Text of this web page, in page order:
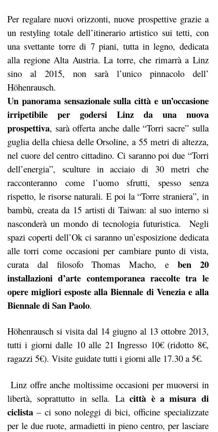
Per regalare nuovi orizzonti, nuove prospettive grazie a
un restyling totale dell’itinerario artistico sui tetti, con
una svettante torre di 7 piani, tutta in legno, dedicata
alla regione Alta Austria. La torre, che rimarrà a Linz
sino al 2015, non sarà l’unico pinnacolo dell’
Höhenrausch.
Un panorama sensazionale sulla città e un’occasione
irripetibile per godersi Linz da una nuova
prospettiva, sarà offerta anche dalle “Torri sacre” sulla
guglia della chiesa delle Orsoline, a 55 metri di altezza,
nel cuore del centro cittadino. Ci saranno poi due “Torri
dell’energia”, sculture in acciaio di 30 metri che
racconteranno come l’uomo sfrutti, spesso senza
rispetto, le risorse naturali. E poi la “Torre straniera”, in
bambù, creata da 15 artisti di Taiwan: al suo interno si
nasconderà un mondo di tecnologia futuristica. Negli
spazi coperti dell’Ok ci saranno un’esposizione dedicata
alle torri come occasioni per cambiare punto di vista,
curata dal filosofo Thomas Macho, e ben 20
installazioni d’arte contemporanea raccolte tra le
opere migliori esposte alla Biennale di Venezia e alla
Biennale di San Paolo.
Höhenrausch si visita dal 14 giugno al 13 ottobre 2013,
tutti i giorni dalle 10 alle 21 Ingresso 10€ (ridotto 8€,
ragazzi 5€). Visite guidate tutti i giorni alle 17.30 a 5€.
Linz offre anche moltissime occasioni per muoversi in
libertà, soprattutto in sella. Lacittà è a misura di
ciclista – ci sono noleggi di bici, officine specializzate
per le due ruote, armadietti in pieno centro, per lasciare